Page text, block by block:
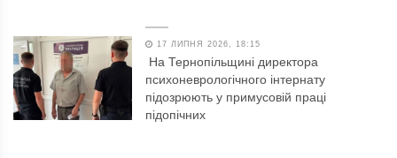
17 ЛИПНЯ 2026, 18:15
На Тернопільщині директора
психоневрологічного інтернату
підозрюють у примусовій праці
підопічних